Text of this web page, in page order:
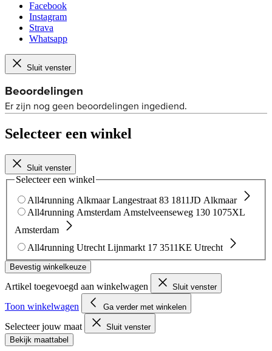
Facebook
Instagram
Strava
Whatsapp
Sluit venster
Selecteer een winkel
Sluit venster
Selecteer een winkel
All4running Alkmaar Langestraat 83 1811JD Alkmaar
All4running Amsterdam Amstelveenseweg 130 1075XL
Amsterdam
All4running Utrecht Lijnmarkt 17 3511KE Utrecht
Bevestig winkelkeuze
Artikel toegevoegd aan winkelwagen Sluit venster
Toon winkelwagen Ga verder met winkelen
Selecteer jouw maat
Sluit venster
Bekijk maattabel